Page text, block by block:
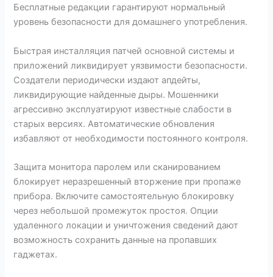
Бесплатные редакции гарантируют нормальный
уровень безопасности для домашнего употребления.
Быстрая инсталляция патчей основной системы и
приложений ликвидирует уязвимости безопасности.
Создатели периодически издают апдейты,
ликвидирующие найденные дыры. Мошенники
агрессивно эксплуатируют известные слабости в
старых версиях. Автоматические обновления
избавляют от необходимости постоянного контроля.
Защита монитора паролем или сканированием
блокирует неразрешенный вторжение при пропаже
прибора. Включите самостоятельную блокировку
через небольшой промежуток простоя. Опции
удаленного локации и уничтожения сведений дают
возможность сохранить данные на пропавших
гаджетах.